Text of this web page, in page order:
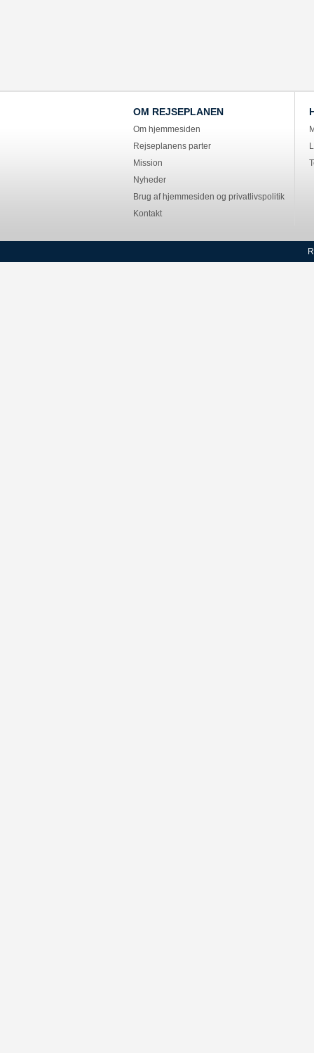
OM REJSEPLANEN
Om hjemmesiden
Rejseplanens parter
Mission
Nyheder
Brug af hjemmesiden og privatlivspolitik
Kontakt